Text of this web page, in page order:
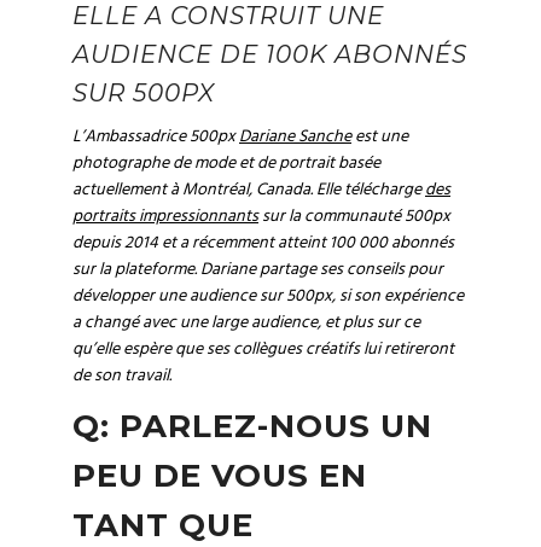
ELLE A CONSTRUIT UNE
AUDIENCE DE 100K ABONNÉS
SUR 500PX
L’Ambassadrice 500pxDariane Sancheest une
photographe de mode et de portrait basée
actuellement à Montréal, Canada. Elle téléchargedes
portraits impressionnantssur la communauté 500px
depuis 2014 et a récemment atteint 100 000 abonnés
sur la plateforme. Dariane partage ses conseils pour
développer une audience sur 500px, si son expérience
a changé avec une large audience, et plus sur ce
qu’elle espère que ses collègues créatifs lui retireront
de son travail.
Q: PARLEZ-NOUS UN
PEU DE VOUS EN
TANT QUE